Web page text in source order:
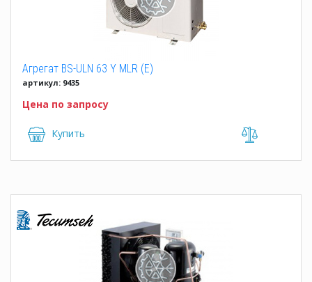
Агрегат BS-ULN 63 Y MLR (E)
артикул: 9435
Цена по запросу
Купить